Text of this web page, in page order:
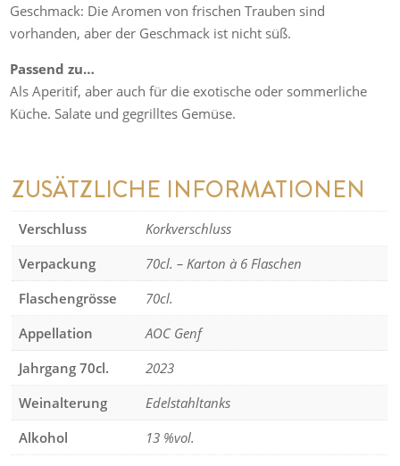
Geschmack: Die Aromen von frischen Trauben sind
vorhanden, aber der Geschmack ist nicht süß.
Passend zu…
Als Aperitif, aber auch für die exotische oder sommerliche
Küche. Salate und gegrilltes Gemüse.
ZUSÄTZLICHE INFORMATIONEN
Verschluss
Korkverschluss
Verpackung
70cl. – Karton à 6 Flaschen
Flaschengrösse
70cl.
Appellation
AOC Genf
Jahrgang 70cl.
2023
Weinalterung
Edelstahltanks
Alkohol
13 %vol.